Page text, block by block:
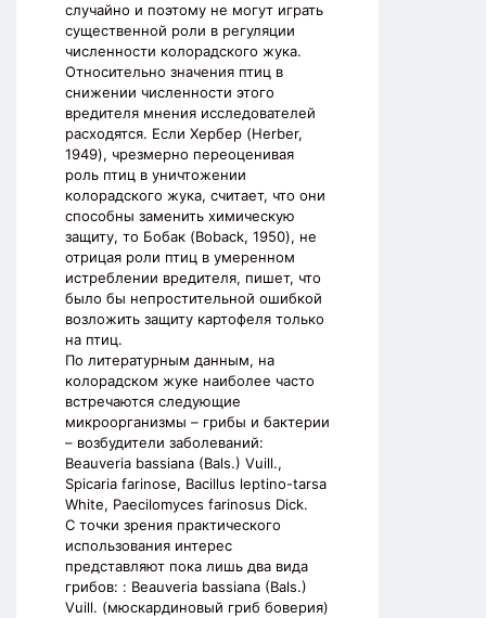
случайно и поэтому не могут играть
существенной роли в регуляции
численности колорадского жука.
Относительно значения птиц в
снижении численности этого
вредителя мнения исследователей
расходятся. Если Хербер (Herber,
1949), чрезмерно переоценивая
роль птиц в уничтожении
колорадского жука, считает, что они
способны заменить химическую
защиту, то Бобак (Boback, 1950), не
отрицая роли птиц в умеренном
истреблении вредителя, пишет, что
было бы непростительной ошибкой
возложить защиту картофеля только
на птиц.
По литературным данным, на
колорадском жуке наиболее часто
встречаются следующие
микроорганизмы – грибы и бактерии
– возбудители заболеваний:
Beauveria bassiana (Bals.) Vuill.,
Spicaria farinose, Bacillus leptino-tarsa
White, Paecilomyces farinosus Dick.
С точки зрения практического
использования интерес
представляют пока лишь два вида
грибов: : Beauveria bassiana (Bals.)
Vuill. (мюскардиновый гриб боверия)